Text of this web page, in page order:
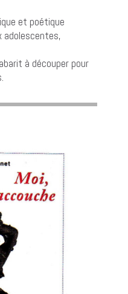
et poétique
adolescentes,
à découper pour